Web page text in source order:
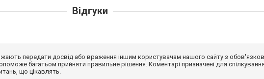
Відгуки
передати досвід або враження іншим користувачам нашого сайту з
багатьом прийняти правильне рішення. Коментарі призначені для
що цікавлять.